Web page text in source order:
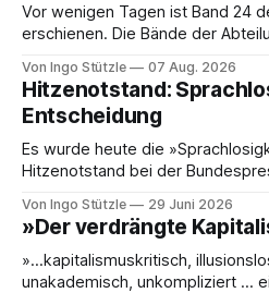
Vor wenigen Tagen ist Band 24
erschienen. Die Bände der
und Marginalien umfassen,
online publiziert, ebenso die
einerseits grandios, denn die
Von Ingo Stützle 07 Aug. 2026
Hitzenotstand:
Entscheidung
Es wurde heute die
Hitzenotstand bei der
DLF. In den 1960er-Jahren
das Konzept der »Nicht-
wie in einer Gesellschaft und
Sachverhalte verhandelt
Von Ingo Stützle 29 Juni 2026
»Der verdrängte
»…kapitalismuskritisch,
unakademisch, unkompliziert …